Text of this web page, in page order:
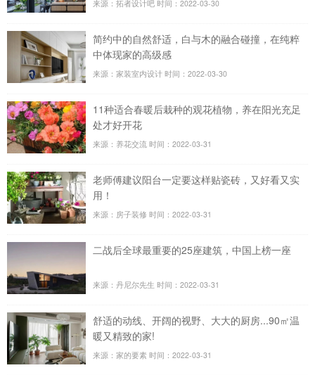
来源：拓者设计吧 时间：2022-03-30
简约中的自然舒适，白与木的融合碰撞，在纯粹
中体现家的高级感
来源：家装室内设计 时间：2022-03-30
11种适合春暖后栽种的观花植物，养在阳光充足
处才好开花
来源：养花交流 时间：2022-03-31
老师傅建议阳台一定要这样贴瓷砖，又好看又实
用！
来源：房子装修 时间：2022-03-31
二战后全球最重要的25座建筑，中国上榜一座
来源：丹尼尔先生 时间：2022-03-31
舒适的动线、开阔的视野、大大的厨房...90㎡温
暖又精致的家!
来源：家的要素 时间：2022-03-31